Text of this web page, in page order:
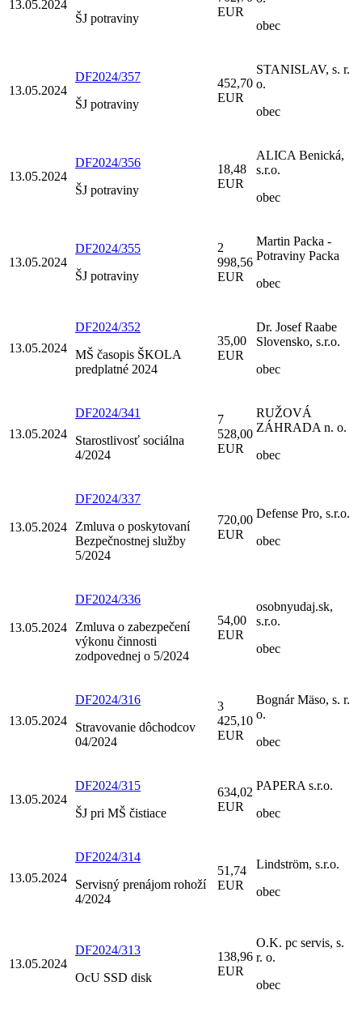
13.05.2024
ŠJ potraviny
EUR
obec
13.05.2024
DF2024/357
ŠJ potraviny
452,70
EUR
STANISLAV, s. r.
o.
obec
13.05.2024
DF2024/356
ŠJ potraviny
18,48
EUR
ALICA Benická,
s.r.o.
obec
13.05.2024
DF2024/355
ŠJ potraviny
2
998,56
EUR
Martin Packa -
Potraviny Packa
obec
13.05.2024
DF2024/352
MŠ časopis ŠKOLA
predplatné 2024
35,00
EUR
Dr. Josef Raabe
Slovensko, s.r.o.
obec
13.05.2024
DF2024/341
Starostlivosť sociálna
4/2024
7
528,00
EUR
RUŽOVÁ
ZÁHRADA n. o.
obec
13.05.2024
DF2024/337
Zmluva o poskytovaní
Bezpečnostnej služby
5/2024
720,00
EUR
Defense Pro, s.r.o.
obec
13.05.2024
DF2024/336
Zmluva o zabezpečení
výkonu činnosti
zodpovednej o 5/2024
54,00
EUR
osobnyudaj.sk,
s.r.o.
obec
13.05.2024
DF2024/316
Stravovanie dôchodcov
04/2024
3
425,10
EUR
Bognár Mäso, s. r.
o.
obec
13.05.2024
DF2024/315
ŠJ pri MŠ čistiace
634,02
EUR
PAPERA s.r.o.
obec
13.05.2024
DF2024/314
Servisný prenájom rohoží
4/2024
51,74
EUR
Lindström, s.r.o.
obec
13.05.2024
DF2024/313
OcU SSD disk
138,96
EUR
O.K. pc servis, s.
r. o.
obec